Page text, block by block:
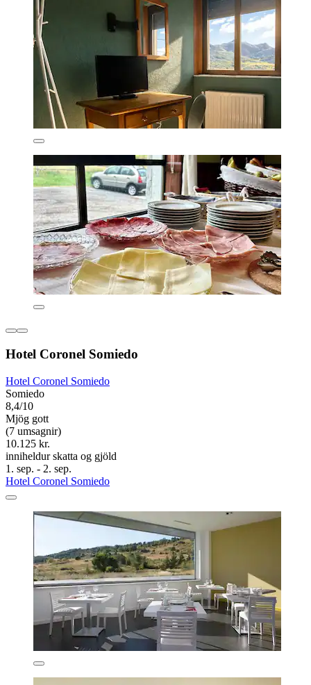
Hotel Coronel Somiedo
Hotel Coronel Somiedo
Somiedo
8,4/10
Mjög gott
(7 umsagnir)
10.125 kr.
inniheldur skatta og gjöld
1. sep. - 2. sep.
Hotel Coronel Somiedo